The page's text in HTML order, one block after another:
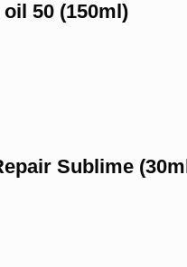
oil 50 (150ml)
Sublime